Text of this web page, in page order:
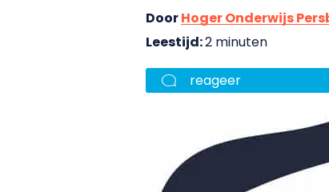
DoorHoger Onderwijs
Leestijd:2 minuten
reageer